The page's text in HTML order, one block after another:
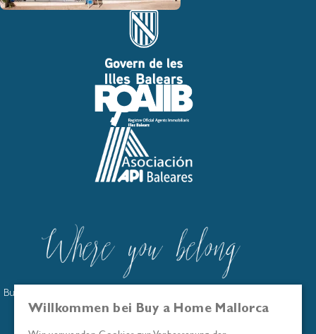
Buy a Home Mallorca ist im offiziellen Immobilienmaklerregister
der Balearen eingetragen: GOIBE586263/2024
Willkommen bei Buy a Home Mallorca